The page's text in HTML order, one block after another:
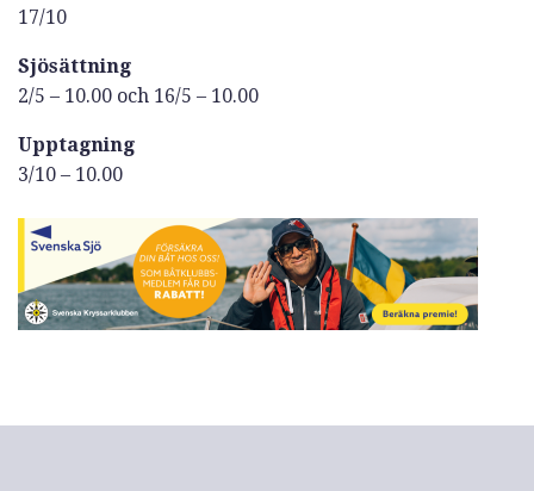
17/10
Sjösättning
2/5 – 10.00 och 16/5 – 10.00
Upptagning
3/10 – 10.00